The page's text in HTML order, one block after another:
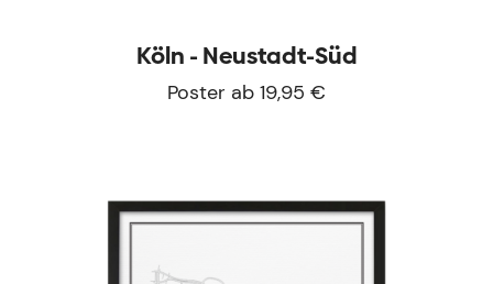
Köln - Neustadt-Süd
Poster ab 19,95 €